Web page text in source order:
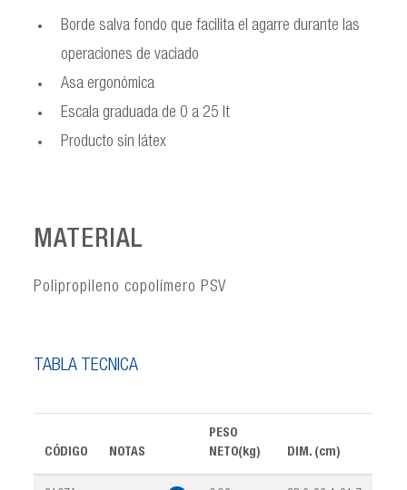
Borde salva fondo que facilita el agarre durante las
operaciones de vaciado
Asa ergonómica
Escala graduada de 0 a 25 lt
Producto sin látex
MATERIAL
Polipropileno copolímero PSV
TABLA TÉCNICA
CÓDIGO NOTAS
PESO
NETO(kg)
DIM. (cm)